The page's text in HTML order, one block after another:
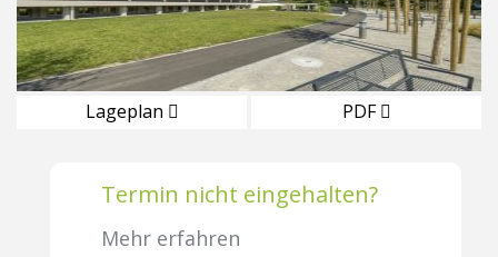
Lageplan PDF
Termin nicht eingehalten?
Mehr erfahren